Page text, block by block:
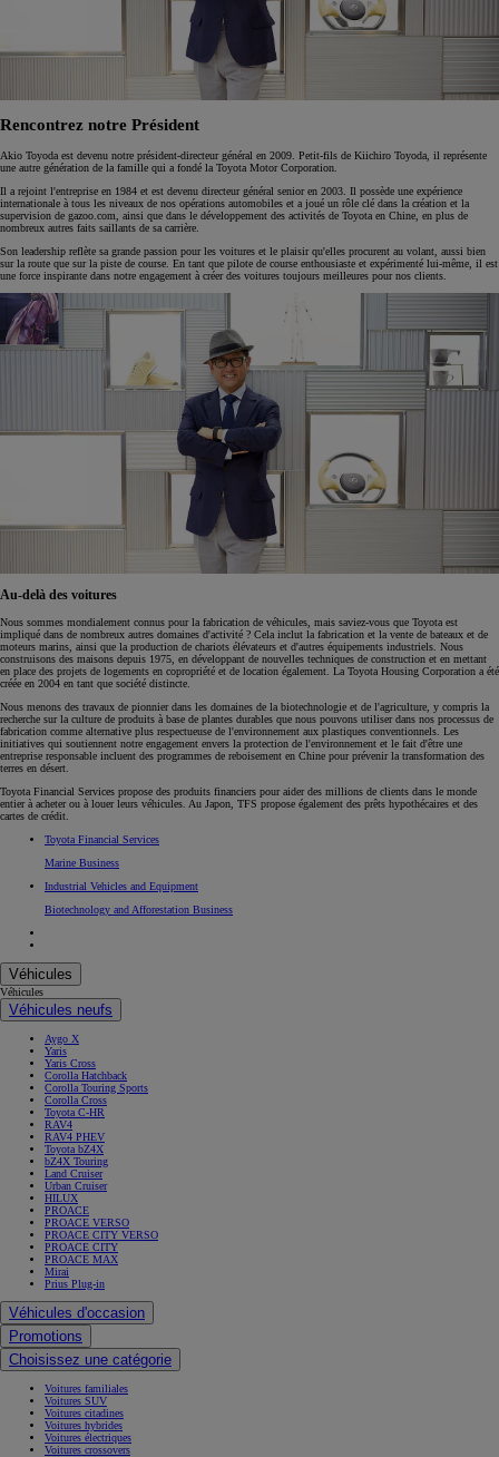
Rencontrez notre Président
Akio Toyoda est devenu notre président-directeur général en 2009. Petit-fils de Kiichiro Toyoda, il représente
une autre génération de la famille qui a fondé la Toyota Motor Corporation.
Il a rejoint l'entreprise en 1984 et est devenu directeur général senior en 2003. Il possède une expérience
internationale à tous les niveaux de nos opérations automobiles et a joué un rôle clé dans la création et la
supervision de gazoo.com, ainsi que dans le développement des activités de Toyota en Chine, en plus de
nombreux autres faits saillants de sa carrière.
Son leadership reflète sa grande passion pour les voitures et le plaisir qu'elles procurent au volant, aussi bien
sur la route que sur la piste de course. En tant que pilote de course enthousiaste et expérimenté lui-même, il est
une force inspirante dans notre engagement à créer des voitures toujours meilleures pour nos clients.
Au-delà des voitures
Nous sommes mondialement connus pour la fabrication de véhicules, mais saviez-vous que Toyota est
impliqué dans de nombreux autres domaines d'activité ? Cela inclut la fabrication et la vente de bateaux et de
moteurs marins, ainsi que la production de chariots élévateurs et d'autres équipements industriels. Nous
construisons des maisons depuis 1975, en développant de nouvelles techniques de construction et en mettant
en place des projets de logements en copropriété et de location également. La Toyota Housing Corporation a été
créée en 2004 en tant que société distincte.
Nous menons des travaux de pionnier dans les domaines de la biotechnologie et de l'agriculture, y compris la
recherche sur la culture de produits à base de plantes durables que nous pouvons utiliser dans nos processus de
fabrication comme alternative plus respectueuse de l'environnement aux plastiques conventionnels. Les
initiatives qui soutiennent notre engagement envers la protection de l'environnement et le fait d'être une
entreprise responsable incluent des programmes de reboisement en Chine pour prévenir la transformation des
terres en désert.
Toyota Financial Services propose des produits financiers pour aider des millions de clients dans le monde
entier à acheter ou à louer leurs véhicules. Au Japon, TFS propose également des prêts hypothécaires et des
cartes de crédit.
Toyota Financial Services
Marine Business
Industrial Vehicles and Equipment
Biotechnology and Afforestation Business
Véhicules
Véhicules
Véhicules neufs
Aygo X
Yaris
Yaris Cross
Corolla Hatchback
Corolla Touring Sports
Corolla Cross
Toyota C-HR
RAV4
RAV4 PHEV
Toyota bZ4X
bZ4X Touring
Land Cruiser
Urban Cruiser
HILUX
PROACE
PROACE VERSO
PROACE CITY VERSO
PROACE CITY
PROACE MAX
Mirai
Prius Plug-in
Véhicules d'occasion
Promotions
Choisissez une catégorie
Voitures familiales
Voitures SUV
Voitures citadines
Voitures hybrides
Voitures électriques
Voitures crossovers